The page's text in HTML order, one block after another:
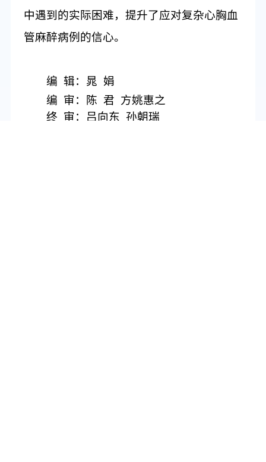
中遇到的实际困难，提升了应对复杂心胸血
管麻醉病例的信心。
编 辑：晁 娟
编 审：陈 君 方姚惠之
终 审：吕向东 孙朝瑞